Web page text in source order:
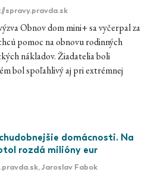
spravy.pravda.sk
Obnov dom mini+ sa vyčerpal za
pomoc na obnovu rodinných
nákladov. Žiadatelia boli
bol spoľahlivý aj pri extrémnej
domácnosti. Na
rozdá milióny eur
, Jaroslav Fabok